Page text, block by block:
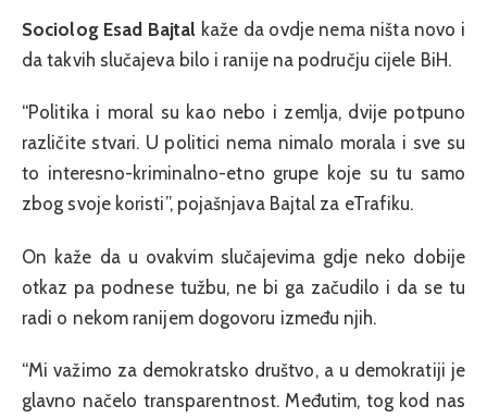
Sociolog Esad Bajtal kaže da ovdje nema ništa novo i
da takvih slučajeva bilo i ranije na području cijele BiH.
“Politika i moral su kao nebo i zemlja, dvije potpuno
različite stvari. U politici nema nimalo morala i sve su
to interesno-kriminalno-etno grupe koje su tu samo
zbog svoje koristi”, pojašnjava Bajtal za eTrafiku.
On kaže da u ovakvim slučajevima gdje neko dobije
otkaz pa podnese tužbu, ne bi ga začudilo i da se tu
radi o nekom ranijem dogovoru između njih.
“Mi važimo za demokratsko društvo, a u demokratiji je
glavno načelo transparentnost. Međutim, tog kod nas